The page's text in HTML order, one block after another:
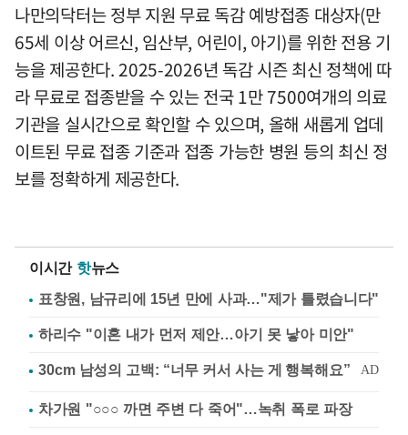
나만의닥터는 정부 지원 무료 독감 예방접종 대상자(만
65세 이상 어르신, 임산부, 어린이, 아기)를 위한 전용 기
능을 제공한다. 2025-2026년 독감 시즌 최신 정책에 따
라 무료로 접종받을 수 있는 전국 1만 7500여개의 의료
기관을 실시간으로 확인할 수 있으며, 올해 새롭게 업데
이트된 무료 접종 기준과 접종 가능한 병원 등의 최신 정
보를 정확하게 제공한다.
이시간 핫뉴스
표창원, 남규리에 15년 만에 사과…"제가 틀렸습니다"
하리수 "이혼 내가 먼저 제안…아기 못 낳아 미안"
차가원 "○○○ 까면 주변 다 죽어"…녹취 폭로 파장